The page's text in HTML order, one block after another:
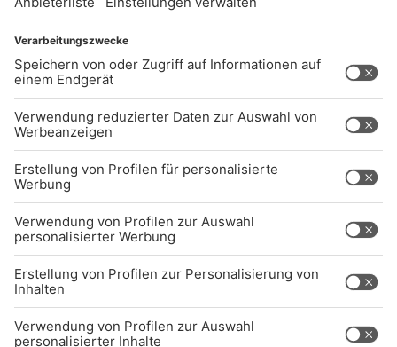
UNTERNEHMEN
Kontakt
Jobs
Sendeempfang
Über uns
BARRIEREFREIHEIT: WIR ARBEITEN DERZEIT
AKTIV DARAN, UNSERE WEBSITE
BARRIEREFREI ZU GESTALTEN - GEMÄSS D